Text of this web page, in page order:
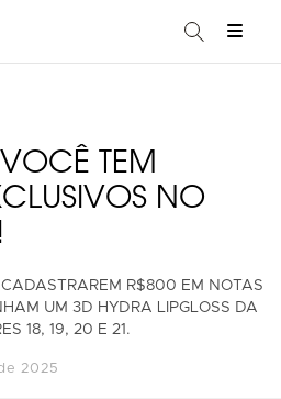
TEM
NO
R$800 EM NOTAS
UM 3D HYDRA LIPGLOSS DA
18, 19, 20 E 21.
2025